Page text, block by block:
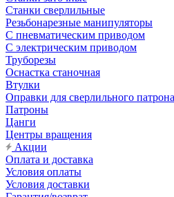
Станки сверлильные
Резьбонарезные манипуляторы
С пневматическим приводом
С электрическим приводом
Труборезы
Оснастка станочная
Втулки
Оправки для сверлильного патрона
Патроны
Цанги
Центры вращения
Акции
Оплата и доставка
Условия оплаты
Условия доставки